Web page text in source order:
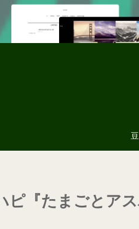
ピ『たまごとアス